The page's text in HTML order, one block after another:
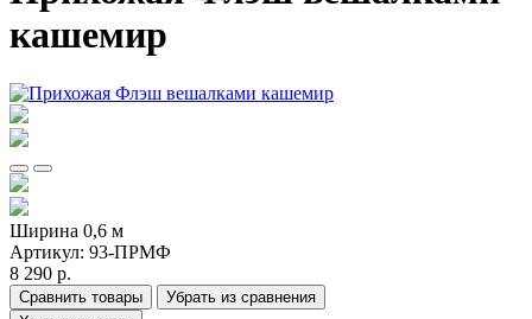
кашемир
Ширина 0,6 м
Артикул: 93-ПРМФ
8 290 р.
Сравнить товары
Убрать из сравнения